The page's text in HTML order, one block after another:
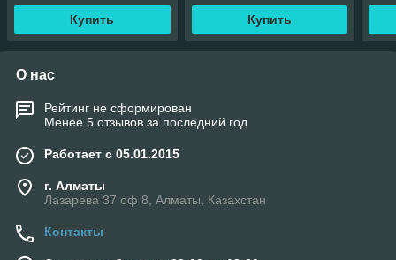
Купить Купить
О нас
Рейтинг не сформирован
Менее 5 отзывов за последний год
Работает с 05.01.2015
г. Алматы
Лазарева 37 оф 8, Алматы, Казахстан
Контакты